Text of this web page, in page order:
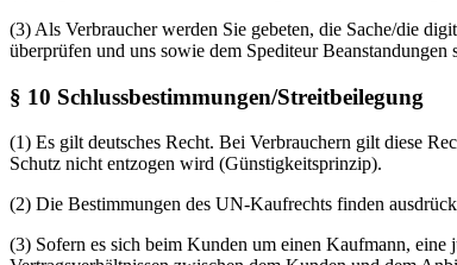
(3) Als Verbraucher werden Sie gebeten, die Sache/die
überprüfen und uns sowie dem Spediteur
§ 10 Schlussbestimmungen/Streitbeilegung
(1) Es gilt deutsches Recht. Bei Verbrauchern gilt diese
Schutz nicht entzogen wird (Günstigkeitsprinzip).
(2) Die Bestimmungen des UN-Kaufrechts finden
(3) Sofern es sich beim Kunden um einen Kaufmann,